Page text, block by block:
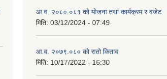
आ.व. २०८०.०८१ को योजना तथा कार्यक्रम र वजेट
मिति: 03/12/2024 - 07:49
आ.व. २०७९.०८० को रातो किताव
मिति: 10/17/2022 - 16:30